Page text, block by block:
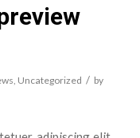
, Uncategorized / by